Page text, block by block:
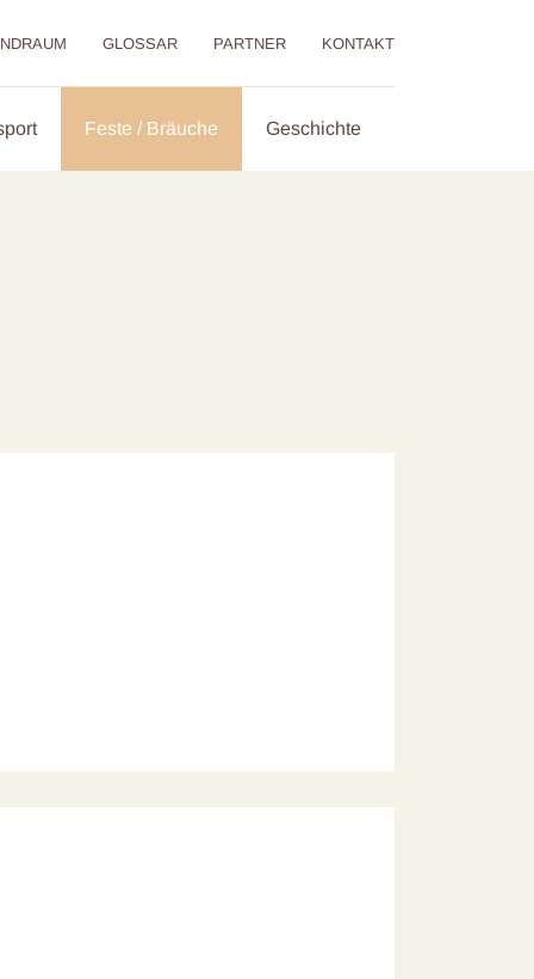
GLOSSAR PARTNER KONTAKT
Feste / Bräuche Geschichte